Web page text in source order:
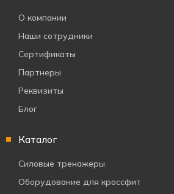
О компании
Наши сотрудники
Сертификаты
Партнеры
Реквизиты
Блог
Каталог
Силовые тренажеры
Оборудование для кроссфит